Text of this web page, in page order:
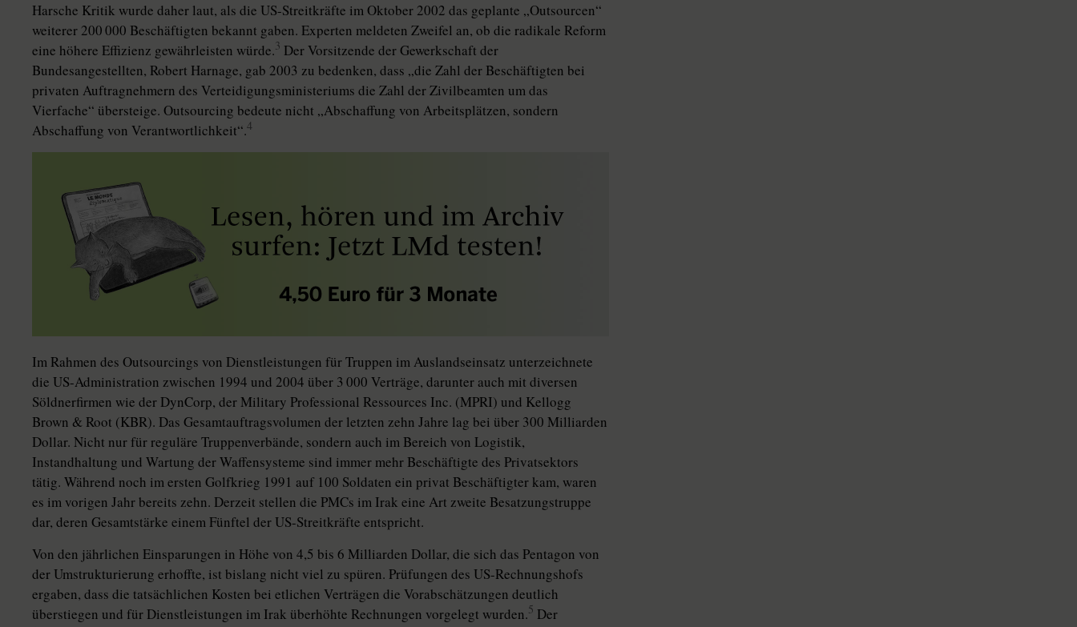
Harsche Kritik wurde daher laut, als die US-Streitkräfte im Oktober 2002 das geplante „Outsourcen“
weiterer 200 000 Beschäftigten bekannt gaben. Experten meldeten Zweifel an, ob die radikale Reform
eine höhere Effizienz gewährleisten würde.3 Der Vorsitzende der Gewerkschaft der
Bundesangestellten, Robert Harnage, gab 2003 zu bedenken, dass „die Zahl der Beschäftigten bei
privaten Auftragnehmern des Verteidigungsministeriums die Zahl der Zivilbeamten um das
Vierfache“ übersteige. Outsourcing bedeute nicht „Abschaffung von Arbeitsplätzen, sondern
Abschaffung von Verantwortlichkeit“.4
Im Rahmen des Outsourcings von Dienstleistungen für Truppen im Auslandseinsatz unterzeichnete
die US-Administration zwischen 1994 und 2004 über 3 000 Verträge, darunter auch mit diversen
Söldnerfirmen wie der DynCorp, der Military Professional Ressources Inc. (MPRI) und Kellogg
Brown & Root (KBR). Das Gesamtauftragsvolumen der letzten zehn Jahre lag bei über 300 Milliarden
Dollar. Nicht nur für reguläre Truppenverbände, sondern auch im Bereich von Logistik,
Instandhaltung und Wartung der Waffensysteme sind immer mehr Beschäftigte des Privatsektors
tätig. Während noch im ersten Golfkrieg 1991 auf 100 Soldaten ein privat Beschäftigter kam, waren
es im vorigen Jahr bereits zehn. Derzeit stellen die PMCs im Irak eine Art zweite Besatzungstruppe
dar, deren Gesamtstärke einem Fünftel der US-Streitkräfte entspricht.
Von den jährlichen Einsparungen in Höhe von 4,5 bis 6 Milliarden Dollar, die sich das Pentagon von
der Umstrukturierung erhoffte, ist bislang nicht viel zu spüren. Prüfungen des US-Rechnungshofs
ergaben, dass die tatsächlichen Kosten bei etlichen Verträgen die Vorabschätzungen deutlich
überstiegen und für Dienstleistungen im Irak überhöhte Rechnungen vorgelegt wurden.5 Der